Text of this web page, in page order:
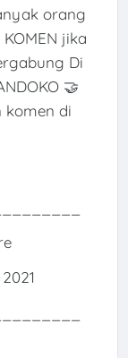
orang
jika
Di
🤝
komen di